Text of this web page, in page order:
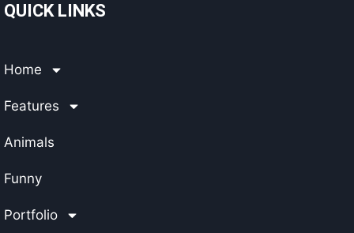
QUICK LINKS
Home
Features
Animals
Funny
Portfolio